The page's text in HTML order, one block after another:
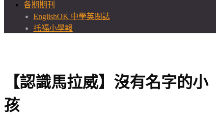
各期期刊
EnglishOK 中學英閱誌
托福小學報
【認識馬拉威】沒有名字的小
孩